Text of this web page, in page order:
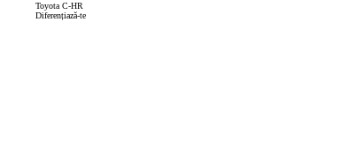
Toyota C-HR
Diferențiază-te